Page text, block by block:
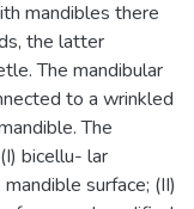
mandibles there
the latter
The mandibular
to a wrinkled
The
bicellu- lar
surface; (II)